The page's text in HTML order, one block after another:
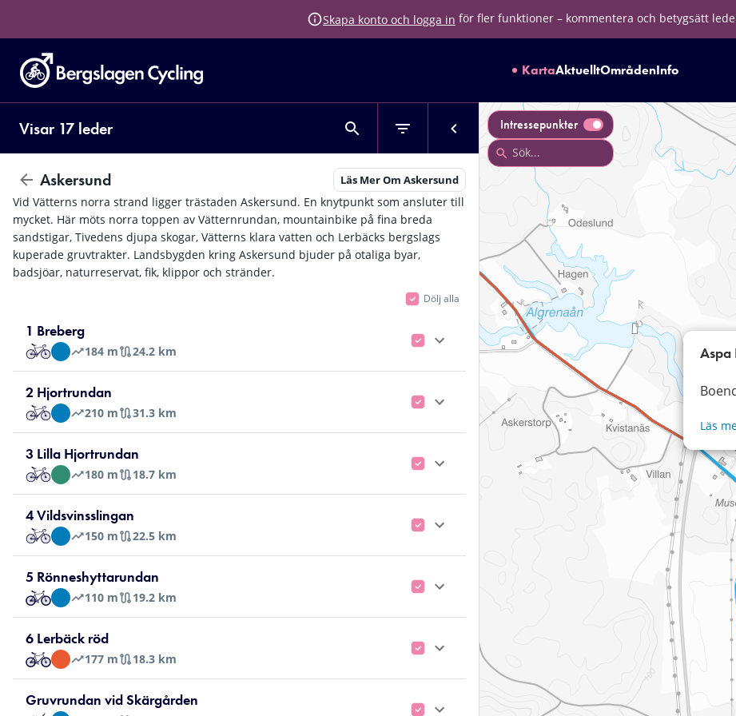
Skapa konto och logga in för fler funktioner – kommentera och betygsätt
KartaAktuelltOmrådenInfo
Visar 17 leder
Askersund Läs Mer Om Askersund
Vid Vätterns norra strand ligger trästaden Askersund. En knytpunkt som ansluter till
mycket. Här möts norra toppen av Vätternrundan, mountainbike på fina breda
sandstigar, Tivedens djupa skogar, Vätterns klara vatten och Lerbäcks bergslags
kuperade gruvtrakter. Landsbygden kring Askersund bjuder på otaliga byar,
badsjöar, naturreservat, fik, klippor och stränder.
Dölj alla
1 Breberg
184 m 24.2 km
2 Hjortrundan
210 m 31.3 km
3 Lilla Hjortrundan
180 m 18.7 km
4 Vildsvinsslingan
150 m 22.5 km
5 Rönneshyttarundan
110 m 19.2 km
6 Lerbäck röd
177 m 18.3 km
Gruvrundan vid Skärgården
Intressepunkter
Aspa
Läs